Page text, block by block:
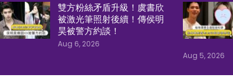
雙方粉絲矛盾升級！虞書欣
被激光筆照射後續！傳侯明
昊被警方約談！
Aug 6, 2026
Aug 5, 2026